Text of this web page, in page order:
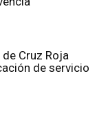
Cruz Roja
de servicio